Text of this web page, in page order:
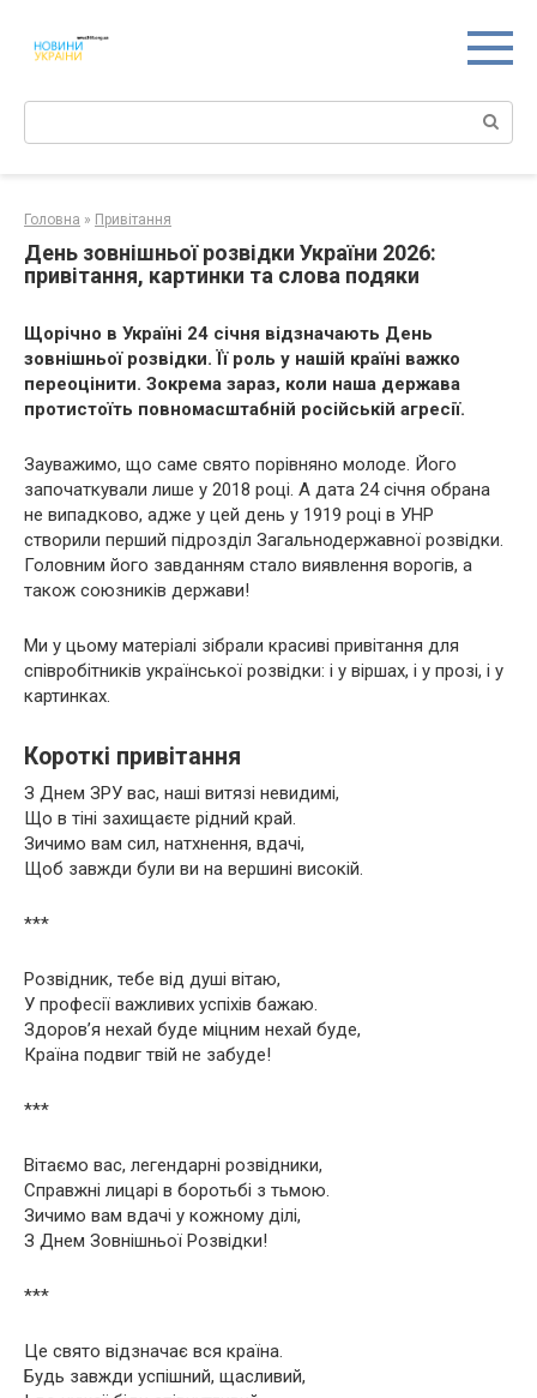
контенту
Поиск:
Головна » Привітання
День зовнішньої розвідки України 2026:
привітання, картинки та слова подяки
Щорічно в Україні 24 січня відзначають День
зовнішньої розвідки. Її роль у нашій країні важко
переоцінити. Зокрема зараз, коли наша держава
протистоїть повномасштабній російській агресії.
Зауважимо, що саме свято порівняно молоде. Його
започаткували лише у 2018 році. А дата 24 січня обрана
не випадково, адже у цей день у 1919 році в УНР
створили перший підрозділ Загальнодержавної розвідки.
Головним його завданням стало виявлення ворогів, а
також союзників держави!
Ми у цьому матеріалі зібрали красиві привітання для
співробітників української розвідки: і у віршах, і у прозі, і у
картинках.
Короткі привітання
З Днем ЗРУ вас, наші витязі невидимі,
Що в тіні захищаєте рідний край.
Зичимо вам сил, натхнення, вдачі,
Щоб завжди були ви на вершині високій.
***
Розвідник, тебе від душі вітаю,
У професії важливих успіхів бажаю.
Здоров’я нехай буде міцним нехай буде,
Країна подвиг твій не забуде!
***
Вітаємо вас, легендарні розвідники,
Справжні лицарі в боротьбі з тьмою.
Зичимо вам вдачі у кожному ділі,
З Днем Зовнішньої Розвідки!
***
Це свято відзначає вся країна.
Будь завжди успішний, щасливий,